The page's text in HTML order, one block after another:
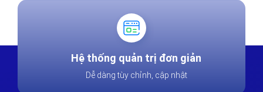
Hệ thống quản trị đơn giản
Dễ dàng tùy chỉnh, cập nhật